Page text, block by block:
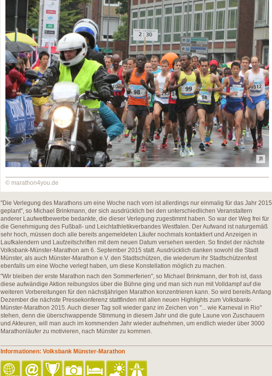
© marathon4you.de
"Die Verlegung des Marathons um eine Woche nach vorn ist allerdings nur einmalig für das Jahr 2015
geplant", so Michael Brinkmann, der sich ausdrücklich bei den unterschiedlichen Veranstaltern
anderer Laufwettbewerbe bedankte, die dieser Verlegung zugestimmt haben. So war der Weg frei für
die Genehmigung des Fußball- und Leichtathletikverbandes Westfalen. Der Aufwand ist naturgemäß
sehr hoch, müssen doch alle bereits angemeldeten Läufer nochmals kontaktiert und Anzeigen in
Laufkalendern und Laufzeitschriften mit dem neuen Datum versehen werden. So findet der nächste
Volksbank-Münster-Marathon am 6. September 2015 statt. Ausdrücklich danken sowohl die Stadt
Münster, als auch Münster-Marathon e.V. den Stadtschützen, die wiederum ihr Stadtschützenfest
ebenfalls um eine Woche verlegt haben, um diese Konstellation möglich zu machen.
"Wir bleiben der erste Marathon nach den Sommerferien", so Michael Brinkmann, der froh ist, dass
diese aufwändige Aktion reibungslos über die Bühne ging und man sich nun mit Volldampf auf die
weiteren Vorbereitungen für den nächstjährigen Marathon konzentrieren kann. So wird bereits Anfang
Dezember die nächste Pressekonferenz stattfinden mit allen neuen Highlights zum Volksbank-
Münster-Marathon 2015. Auch dieser Tag soll wieder ganz im Zeichen von "... wie Karneval in Rio"
stehen, denn die überschwappende Stimmung in diesem Jahr und die gute Laune von Zuschauern
und Akteuren, will man auch im kommenden Jahr wieder aufnehmen, um endlich wieder über 3000
Marathonläufer zu motivieren, nach Münster zu kommen.
Informationen: Volksbank Münster-Marathon